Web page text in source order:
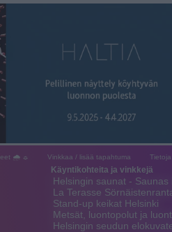
🌧 ☼ Vinkkaa / lisää tapahtuma Tietoja
Käyntikohteita ja vinkkejä
Helsingin saunat -
La Terasse
Stand-up keikat Helsinki
Metsät, luontopolut ja
Helsingin seudun